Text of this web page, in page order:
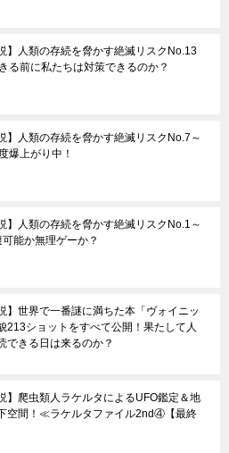
】人類の存続を脅かす絶滅リスクNo.13
る前に私たちは対策できるのか？
】人類の存続を脅かす絶滅リスクNo.7～
爆上がり中！
】人類の存続を脅かす絶滅リスクNo.1～
能か無理ゲーか？
】世界で一番謎に満ちた本「ヴォイニッ
213ショットをすべて公開！果たして人
できる日は来るのか？
】爬虫類人ラケルタによるUFO鑑定＆地
空間！≪ラケルタファイル2nd④【最終